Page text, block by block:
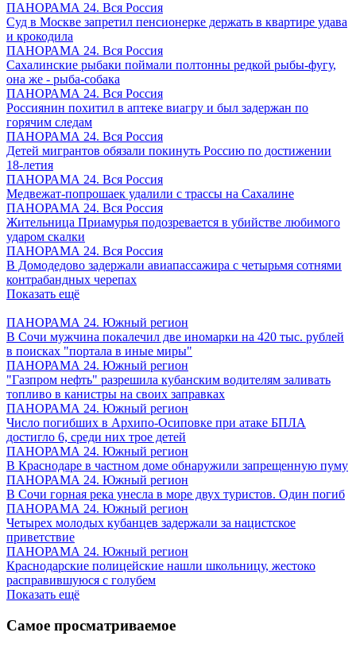
ПАНОРАМА 24. Вся Россия
Суд в Москве запретил пенсионерке держать в квартире удава
и крокодила
ПАНОРАМА 24. Вся Россия
Сахалинские рыбаки поймали полтонны редкой рыбы-фугу,
она же - рыба-собака
ПАНОРАМА 24. Вся Россия
Россиянин похитил в аптеке виагру и был задержан по
горячим следам
ПАНОРАМА 24. Вся Россия
Детей мигрантов обязали покинуть Россию по достижении
18-летия
ПАНОРАМА 24. Вся Россия
Медвежат-попрошаек удалили с трассы на Сахалине
ПАНОРАМА 24. Вся Россия
Жительница Приамурья подозревается в убийстве любимого
ударом скалки
ПАНОРАМА 24. Вся Россия
В Домодедово задержали авиапассажира с четырьмя сотнями
контрабандных черепах
Показать ещё
ПАНОРАМА 24. Южный регион
В Сочи мужчина покалечил две иномарки на 420 тыс. рублей
в поисках "портала в иные миры"
ПАНОРАМА 24. Южный регион
"Газпром нефть" разрешила кубанским водителям заливать
топливо в канистры на своих заправках
ПАНОРАМА 24. Южный регион
Число погибших в Архипо-Осиповке при атаке БПЛА
достигло 6, среди них трое детей
ПАНОРАМА 24. Южный регион
В Краснодаре в частном доме обнаружили запрещенную пуму
ПАНОРАМА 24. Южный регион
В Сочи горная река унесла в море двух туристов. Один погиб
ПАНОРАМА 24. Южный регион
Четырех молодых кубанцев задержали за нацистское
приветствие
ПАНОРАМА 24. Южный регион
Краснодарские полицейские нашли школьницу, жестоко
расправившуюся с голубем
Показать ещё
Самое просматриваемое